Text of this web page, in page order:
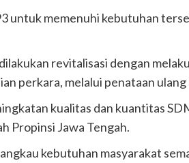
untuk memenuhi kebutuhan
revitalisasi dengan
perkara, melalui penataan
kualitas dan kuantitas
Propinsi Jawa Tengah.
kebutuhan masyarakat